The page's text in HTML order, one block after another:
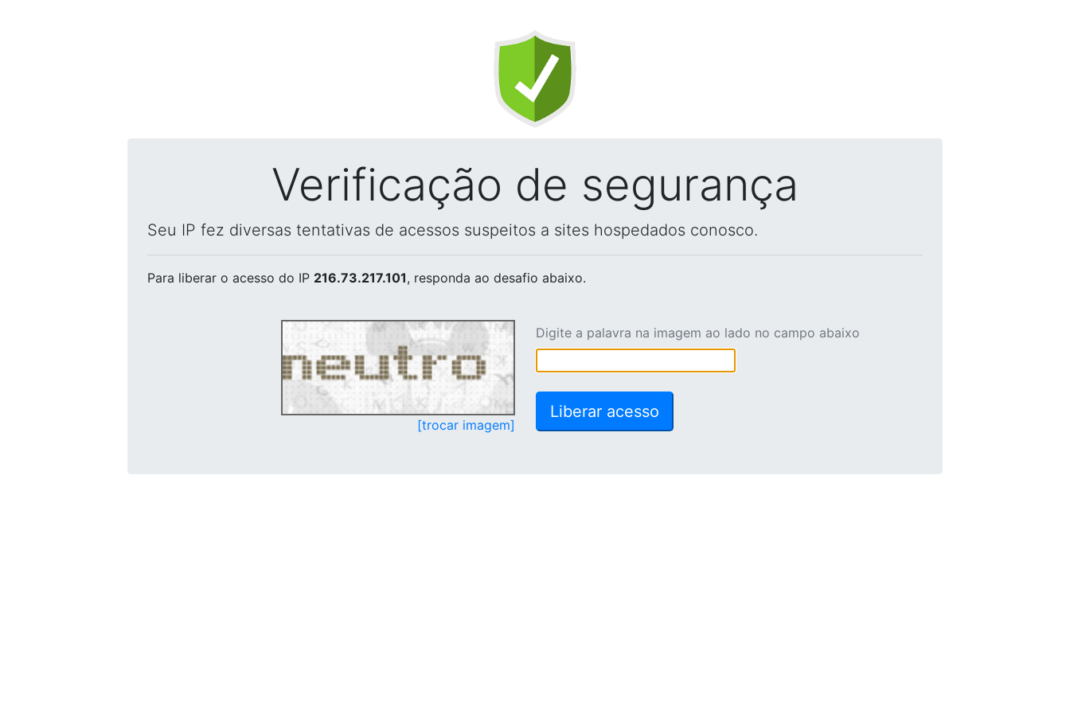
Verificação de segurança
Seu IP fez diversas tentativas de acessos suspeitos a sites hospedados conosco.
Para liberar o acesso do IP 216.73.217.101, responda ao desafio abaixo.
[trocar imagem]
Digite a palavra na imagem ao lado no campo abaixo